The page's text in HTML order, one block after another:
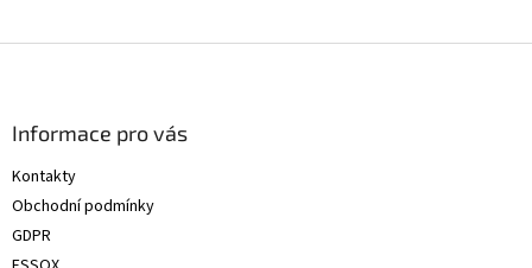
Informace pro vás
Kontakty
Obchodní podmínky
GDPR